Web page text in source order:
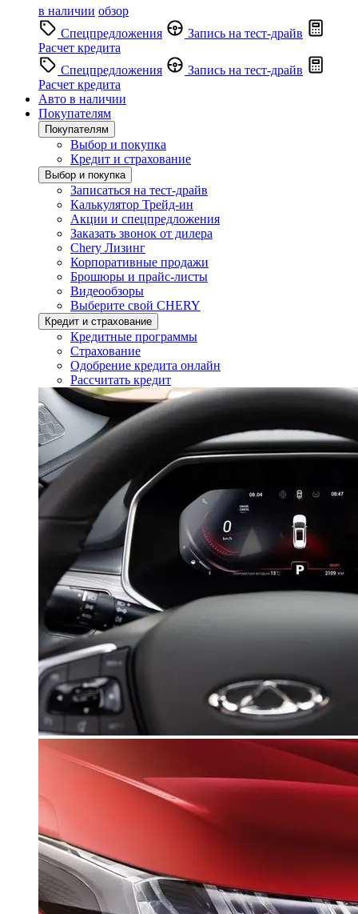
в наличии обзор
Спецпредложения
Запись на тест-драйв
Расчет кредита
Спецпредложения
Запись на тест-драйв
Расчет кредита
Авто в наличии
Покупателям
Покупателям
Выбор и покупка
Кредит и страхование
Выбор и покупка
Записаться на тест-драйв
Калькулятор Трейд-ин
Акции и спецпредложения
Заказать звонок от дилера
Chery Лизинг
Корпоративные продажи
Брошюры и прайс-листы
Видеообзоры
Выберите свой CHERY
Кредит и страхование
Кредитные программы
Страхование
Одобрение кредита онлайн
Рассчитать кредит